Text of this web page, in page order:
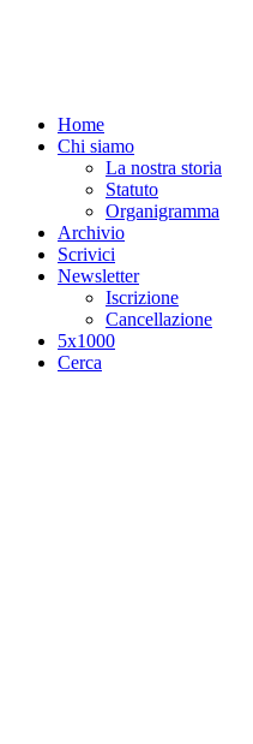
Home
Chi siamo
La nostra storia
Statuto
Organigramma
Archivio
Scrivici
Newsletter
Iscrizione
Cancellazione
5x1000
Cerca